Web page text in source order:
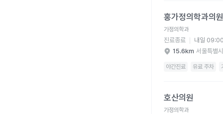
홍가정의학과의원
가정의학과
진료종료
내일
15.6km 서울특별
야간진료 유료 주차
호산의원
가정의학과